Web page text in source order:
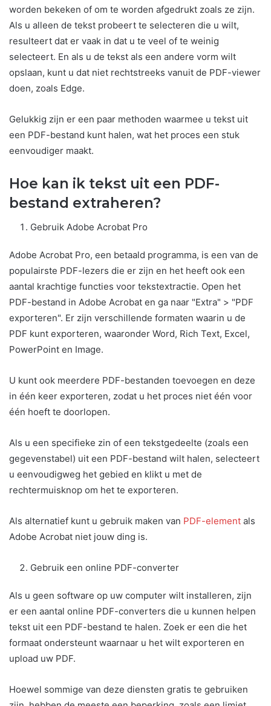
worden bekeken of om te worden afgedrukt zoals ze zijn.
Als u alleen de tekst probeert te selecteren die u wilt,
resulteert dat er vaak in dat u te veel of te weinig
selecteert. En als u de tekst als een andere vorm wilt
opslaan, kunt u dat niet rechtstreeks vanuit de PDF-viewer
doen, zoals Edge.
Gelukkig zijn er een paar methoden waarmee u tekst uit
een PDF-bestand kunt halen, wat het proces een stuk
eenvoudiger maakt.
Hoe kan ik tekst uit een PDF-
bestand extraheren?
Gebruik Adobe Acrobat Pro
Adobe Acrobat Pro, een betaald programma, is een van de
populairste PDF-lezers die er zijn en het heeft ook een
aantal krachtige functies voor tekstextractie. Open het
PDF-bestand in Adobe Acrobat en ga naar "Extra" > "PDF
exporteren". Er zijn verschillende formaten waarin u de
PDF kunt exporteren, waaronder Word, Rich Text, Excel,
PowerPoint en Image.
U kunt ook meerdere PDF-bestanden toevoegen en deze
in één keer exporteren, zodat u het proces niet één voor
één hoeft te doorlopen.
Als u een specifieke zin of een tekstgedeelte (zoals een
gegevenstabel) uit een PDF-bestand wilt halen, selecteert
u eenvoudigweg het gebied en klikt u met de
rechtermuisknop om het te exporteren.
Als alternatief kunt u gebruik maken van PDF-element als
Adobe Acrobat niet jouw ding is.
Gebruik een online PDF-converter
Als u geen software op uw computer wilt installeren, zijn
er een aantal online PDF-converters die u kunnen helpen
tekst uit een PDF-bestand te halen. Zoek er een die het
formaat ondersteunt waarnaar u het wilt exporteren en
upload uw PDF.
Hoewel sommige van deze diensten gratis te gebruiken